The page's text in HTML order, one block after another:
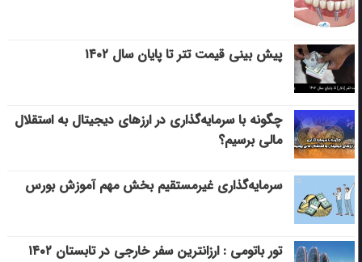
پیش بینی قیمت تتر تا پایان سال ۱۴۰۲
چگونه با سرمایه‌گذاری در ارزهای دیجیتال به استقلال
مالی برسیم؟
سرمایه‌گذاری غیرمستقیم بخش مهم آموزش بورس
تور باتومی : ارزانترین سفر خارجی در تابستان ۱۴۰۲